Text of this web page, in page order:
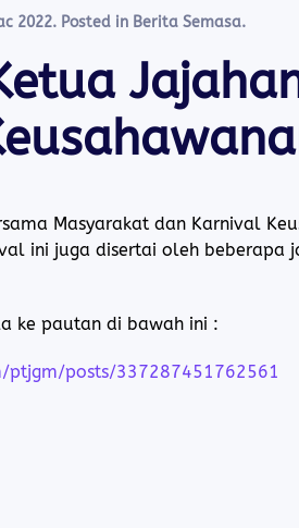
2022. Posted in Berita Semasa.
Masyarakat dan Karnival
ini juga disertai oleh beberapa
ke pautan di bawah ini :
ptjgm/posts/337287451762561